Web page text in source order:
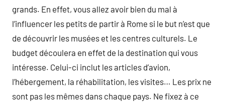
grands. En effet, vous allez avoir bien du mal à
l’influencer les petits de partir à Rome si le but n’est que
de découvrir les musées et les centres culturels. Le
budget découlera en effet de la destination qui vous
intéresse. Celui-ci inclut les articles d’avion,
l’hébergement, la réhabilitation, les visites… Les prix ne
sont pas les mêmes dans chaque pays. Ne fixez à ce